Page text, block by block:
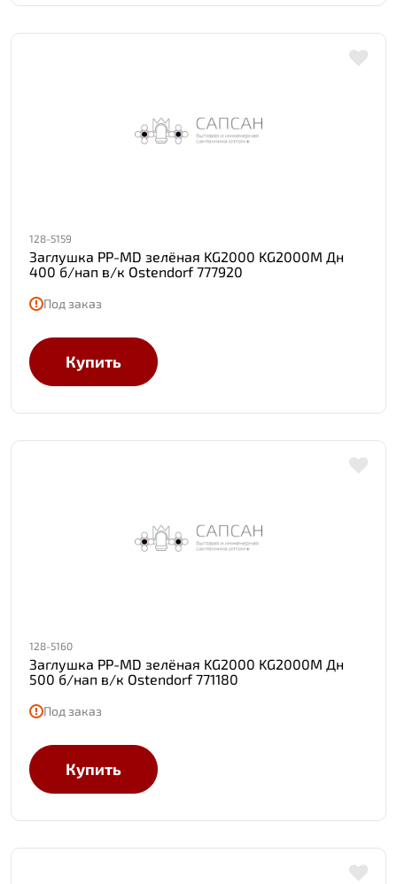
128-5159
Заглушка PP-MD зелёная KG2000 KG2000M Дн
400 б/нап в/к Ostendorf 777920
Под заказ
Купить
128-5160
Заглушка PP-MD зелёная KG2000 KG2000M Дн
500 б/нап в/к Ostendorf 771180
Под заказ
Купить